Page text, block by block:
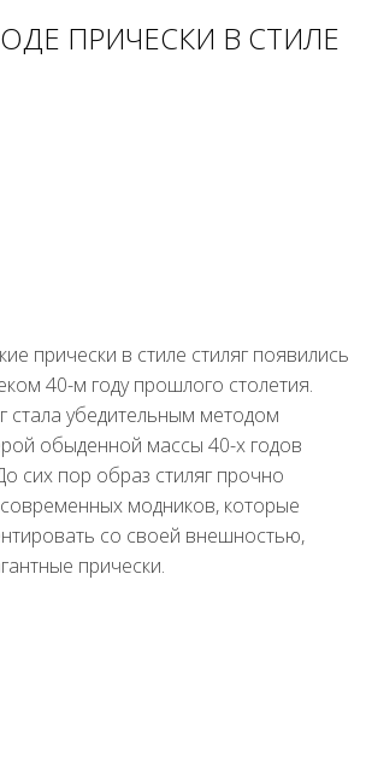
ПРИЧЕСКИ В СТИЛЕ
прически в стиле стиляг появились
40-м году прошлого столетия.
стала убедительным методом
обыденной массы 40-х годов
сих пор образ стиляг прочно
модников, которые
со своей внешностью,
прически.